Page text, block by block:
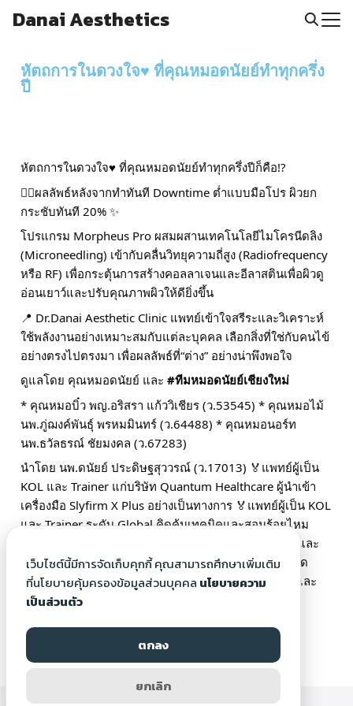
Danai Aesthetics
หัตถการในดวงใจ♥️ ที่คุณหมอดนัยย์ทำทุกครึ่ง
ปี
หัตถการในดวงใจ♥️ ที่คุณหมอดนัยย์ทำทุกครึ่งปีก็คือ!?
👉🏻ผลลัพธ์หลังจากทำทันที Downtime ต่ำแบบมือโปร ผิวยก
กระชับทันที 20% ✨
โปรแกรม Morpheus Pro ผสมผสานเทคโนโลยีไมโครนีดลิง
(Microneedling) เข้ากับคลื่นวิทยุความถี่สูง (Radiofrequency
หรือ RF) เพื่อกระตุ้นการสร้างคอลลาเจนและอีลาสตินเพื่อผิวดู
อ่อนเยาว์และปรับคุณภาพผิวให้ดียิ่งขึ้น
📍 Dr.Danai Aesthetic Clinic แพทย์เข้าใจสรีระและวิเคราะห์
ใช้พลังงานอย่างเหมาะสมกับแต่ละบุคคล เลือกสิ่งที่ใช่กับคนไข้
อย่างตรงไปตรงมา เพื่อผลลัพธ์ที่“ต่าง” อย่างน่าพึงพอใจ
ดูแลโดย คุณหมอดนัยย์ และ #ทีมหมอดนัยย์เชียงใหม่
* คุณหมอบิ๋ว พญ.อริสรา แก้ววิเชียร (ว.53545) * คุณหมอไม้
นพ.ภู่ฌงค์พันธุ์ พรหมมินทร์ (ว.64488) * คุณหมอนอร์ท
นพ.ธวัลธรณ์ ชัยมงคล (ว.67283)
นำโดย นพ.ดนัยย์ ประดิษฐสุววรณ์ (ว.17013) 🏅แพทย์ผู้เป็น
KOL และ Trainer แก่บริษัท Quantum Healthcare ผู้นำเข้า
เครื่องมือ Slyfirm X Plus อย่างเป็นทางการ 🏅แพทย์ผู้เป็น KOL
และ Trainer ระดับ Global คิดค้นเทคนิคและสอนร้อยไหม
อิตาลี ประจำ Menarini Aesthetics 🏅แพทย์ผู้เป็น KOL และ
Trainer ระดับ Global ประจำ Merz Aesthetics ผู้ถ่ายทอด
เทคนิคการใช้โปรแกรมUltherapy, Belotero ,Xeomin และ
Radiesse
เว็บไซต์นี้มีการจัดเก็บคุกกี้ คุณสามารถศึกษาเพิ่มเติม
ที่นโยบายคุ้มครองข้อมูลส่วนบุคคล นโยบายความ
เป็นส่วนตัว
ตกลง
ยกเลิก